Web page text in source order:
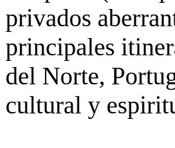
privados
principales
del Norte,
cultural y